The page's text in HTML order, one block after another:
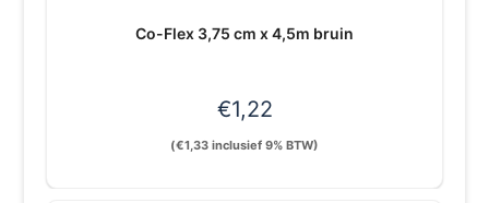
Co-Flex 3,75 cm x 4,5m bruin
€1,22
(€1,33 inclusief 9% BTW)